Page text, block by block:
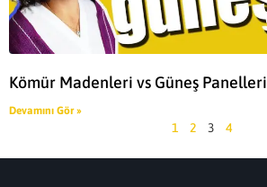
Kömür Madenleri vs Güneş Panelleri
Devamını Gör »
1 2 3 4